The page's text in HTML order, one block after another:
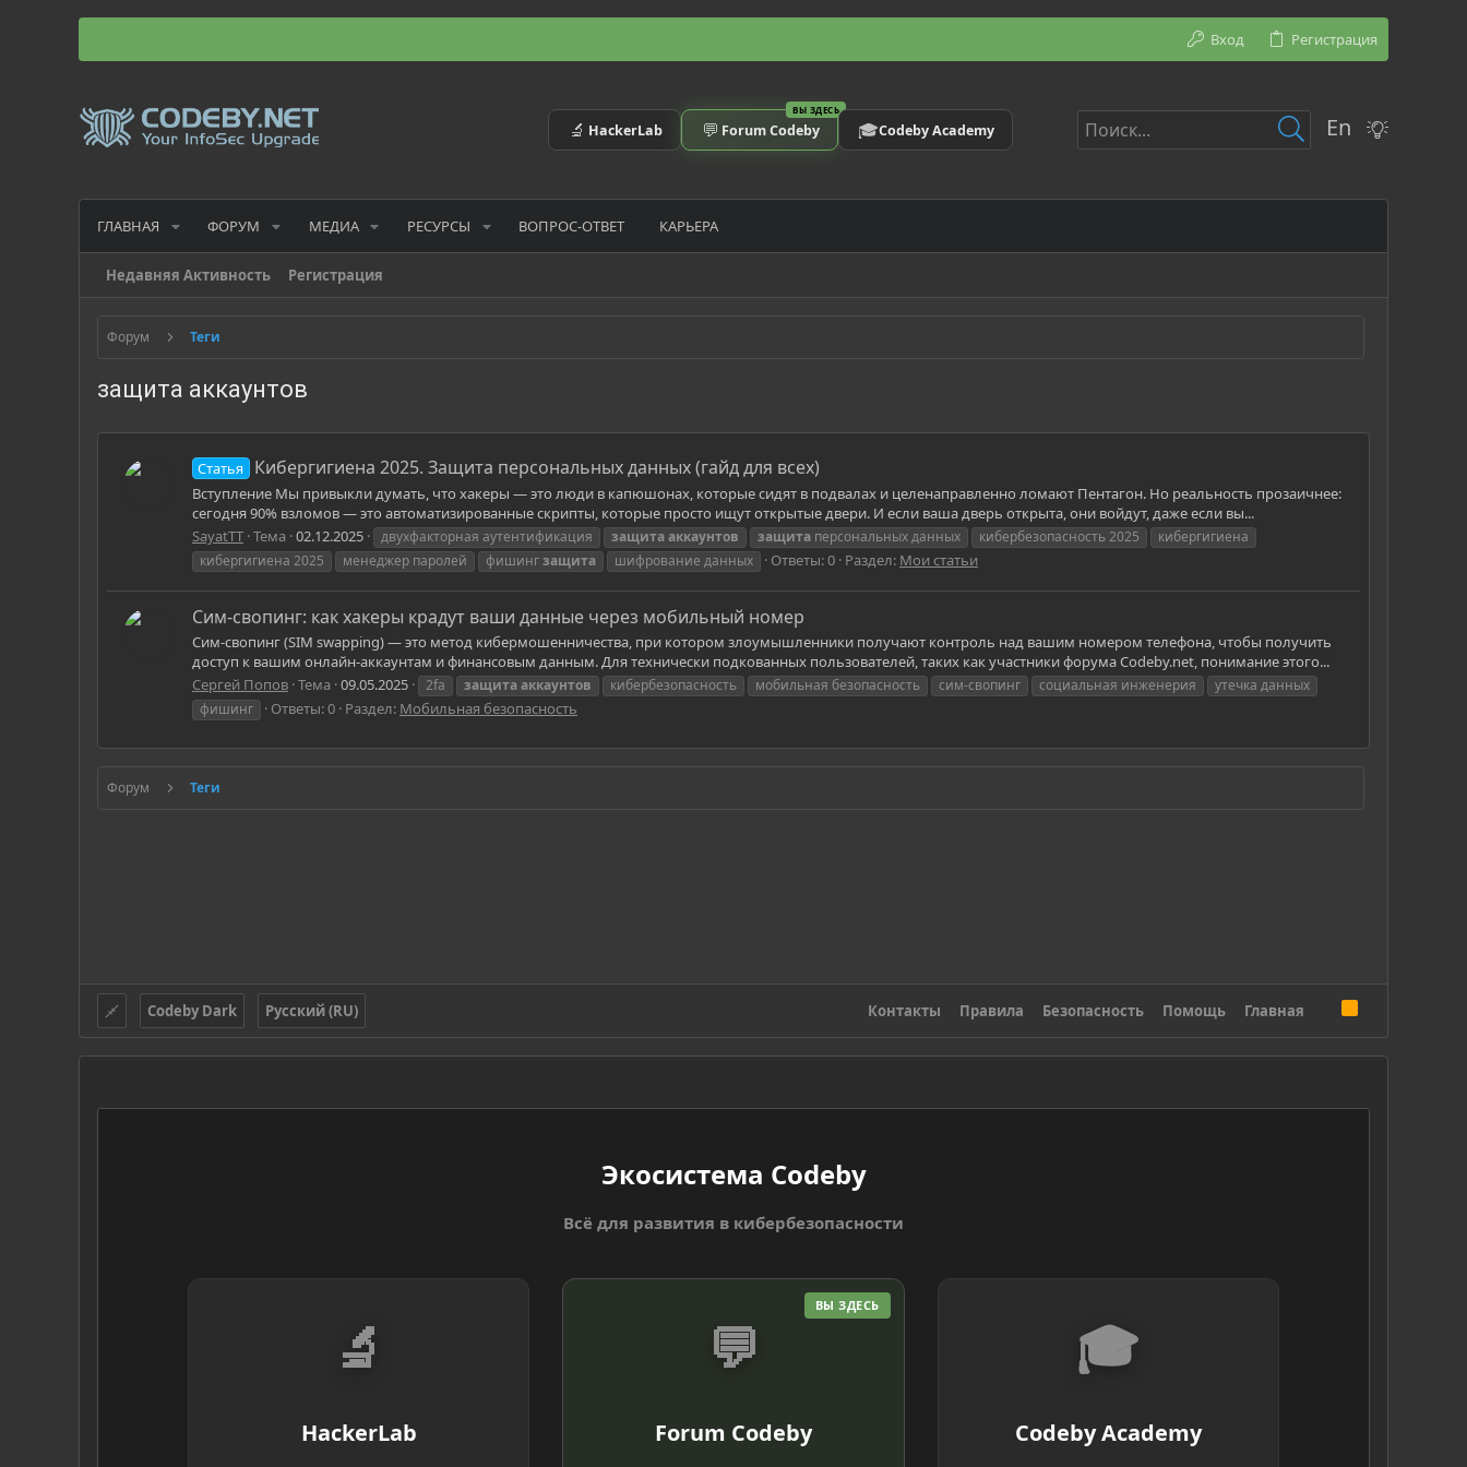
Вход Регистрация
🔬 HackerLab
ВЫ ЗДЕСЬ
💬 Forum Codeby 🎓Codeby Academy En
ГЛАВНАЯ ФОРУМ МЕДИА РЕСУРСЫ ВОПРОС-ОТВЕТ КАРЬЕРА
Недавняя Активность Регистрация
Форум Теги
защита аккаунтов
Статья Кибергигиена 2025. Защита персональных данных (гайд для всех)
Вступление Мы привыкли думать, что хакеры — это люди в капюшонах, которые сидят в подвалах и целенаправленно ломают Пентагон. Но реальность прозаичнее:
сегодня 90% взломов — это автоматизированные скрипты, которые просто ищут открытые двери. И если ваша дверь открыта, они войдут, даже если вы...
SayatTT Тема 02.12.2025 двухфакторная аутентификация защитааккаунтов защита персональных данных кибербезопасность 2025
кибергигиена
кибергигиена 2025
менеджер паролей фишингзащита шифрование данных Ответы: 0 Раздел: Мои статьи
Сим-свопинг: как хакеры крадут ваши данные через мобильный номер
Сим-свопинг (SIM swapping) — это метод кибермошенничества, при котором злоумышленники получают контроль над вашим номером телефона, чтобы получить
доступ к вашим онлайн-аккаунтам и финансовым данным. Для технически подкованных пользователей, таких как участники форума Codeby.net, понимание этого...
Сергей Попов Тема 09.05.2025 2fa защитааккаунтов кибербезопасность мобильная безопасность сим-свопинг социальная инженерия
утечка данных
фишинг
Ответы: 0 Раздел: Мобильная безопасность
Форум Теги
Codeby Dark Русский (RU) Контакты Правила Безопасность Помощь Главная
S
Экосистема Codeby
Всё для развития в кибербезопасности
🔬
HackerLab
ВЫ ЗДЕСЬ
💬
Forum Codeby
🎓
Codeby Academy